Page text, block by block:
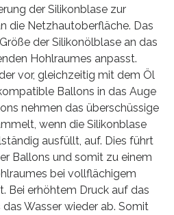
der Silikonblase zur
die Netzhautoberfläche. Das
der Silikonölblase an das
Hohlraumes anpasst.
vor, gleichzeitig mit dem Öl
Ballons in das Auge
nehmen das überschüssige
wenn die Silikonblase
ausfüllt, auf. Dies führt
Ballons und somit zu einem
bei vollflächigem
Bei erhöhtem Druck auf das
Wasser wieder ab. Somit